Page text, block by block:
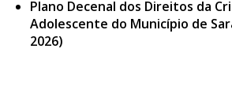
Plano Decenal dos Direitos da
Adolescente do Município de
2026)